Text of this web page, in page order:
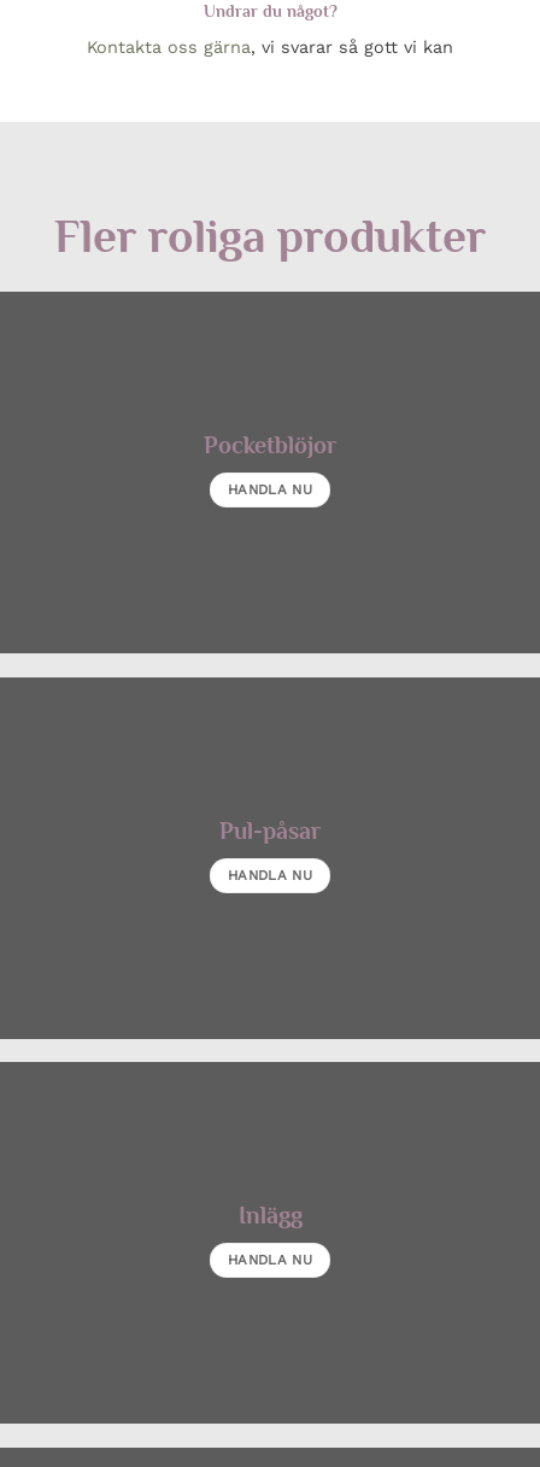
Undrar du något?
Kontakta oss gärna, vi svarar så gott vi kan
Fler roliga produkter
Pocketblöjor
HANDLA NU
Pul-påsar
HANDLA NU
Inlägg
HANDLA NU